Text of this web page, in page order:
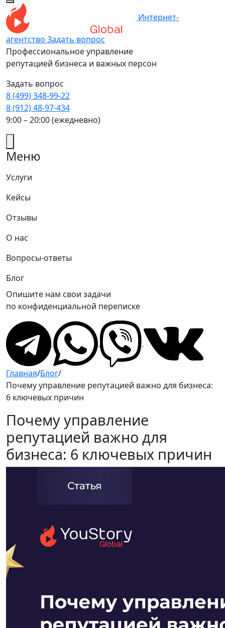
Интернет-
агентство Задать вопрос
Профессиональное управление
репутацией бизнеса и важных персон
Задать вопрос
8 (499) 348-99-22
8 (912) 48-97-434
9:00 – 20:00 (ежедневно)
Меню
Услуги
Кейсы
Отзывы
О нас
Вопросы-ответы
Блог
Опишите нам свои задачи
по конфиденциальной переписке
Главная/Блог/
Почему управление репутацией важно для бизнеса:
6 ключевых причин
Почему управление
репутацией важно для
бизнеса: 6 ключевых причин